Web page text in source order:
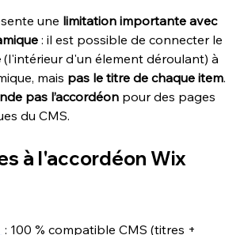
une limitation importante avec
: il est possible de connecter le
(l'intérieur d'un élement déroulant) à
mais pas le titre de chaque item.
pas l’accordéon pour des pages
du CMS.
à l'accordéon Wix
: 100 % compatible CMS (titres +